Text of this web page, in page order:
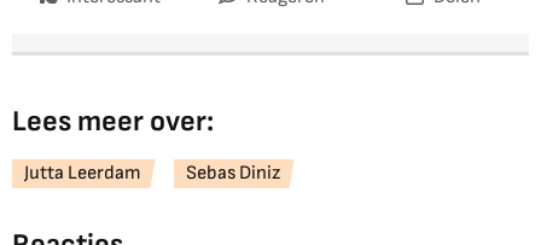
Lees meer over:
Jutta Leerdam Sebas Diniz